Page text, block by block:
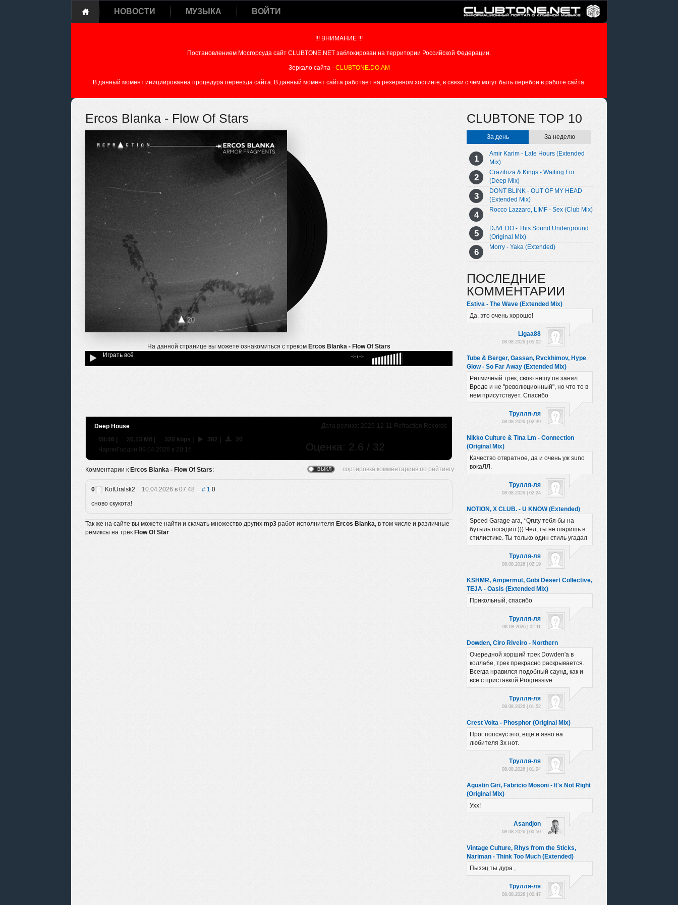
НОВОСТИ МУЗЫКА ВОЙТИ
!!! ВНИМАНИЕ !!!
Постановлением Мосгорсуда сайт CLUBTONE.NET заблокирован на территории Российской Федерации.
Зеркало сайта - CLUBTONE.DO.AM
В данный момент инициированна процедура переезда сайта. В данный момент сайта работает на резервном хостинге, в связи с чем могут быть перебои в работе сайта.
Ercos Blanka - Flow Of Stars
На данной странице вы можете ознакомиться с треком Ercos Blanka - Flow Of Stars
Играть всё
--:-- / --:--
Дата релиза: 2025-12-11 Refraction Records
Deep House
Оценка: 2.6 / 32
08:46 | 20.13 Мб | 320 kbps | 362 |
20
ЧарлиГордон 09.04.2026 в 20:15
Комментарии к Ercos Blanka - Flow Of Stars:
0 KotUralsk2 10.04.2026 в 07:48 10
сново скукота!
Так же на сайте вы можете найти и скачать множество других mp3 работ исполнителя Ercos Blanka, в том числе и различные
ремиксы на трек Flow Of Star
CLUBTONE TOP 10
За день За неделю
Amir Karim - Late Hours (Extended
Mix)
Crazibiza & Kings - Waiting For
(Deep Mix)
DONT BLINK - OUT OF MY HEAD
(Extended Mix)
Rocco Lazzaro, L!MF - Sex (Club Mix)
DJVEDO - This Sound Underground
(Original Mix)
Morry - Yaka (Extended)
ПОСЛЕДНИЕ
КОММЕНТАРИИ
Estiva - The Wave (Extended Mix)
Да, это очень хорошо!
Ligaa88
08.08.2026 | 05:02
Tube & Berger, Gassan, Rvckhimov, Hype
Glow - So Far Away (Extended Mix)
Ритмичный трек, свою нишу он занял.
Вроде и не "революционный", но что то в
нем присутствует. Спасибо
Трулля-ля
08.08.2026 | 02:39
Nikko Culture & Tina Lm - Connection
(Original Mix)
Качество отвратное, да и очень уж suno
вокаЛЛ.
Трулля-ля
08.08.2026 | 02:24
NOTION, X CLUB. - U KNOW (Extended)
Speed Garage ага, *Qruty тебя бы на
бутыль посадил ))) Чел, ты не шаришь в
стилистике. Ты только один стиль угадал
Трулля-ля
08.08.2026 | 02:19
KSHMR, Ampermut, Gobi Desert Collective,
TEJA - Oasis (Extended Mix)
Прикольный, спасибо
Трулля-ля
08.08.2026 | 02:11
Dowden, Ciro Riveiro - Northern
Очередной хорший трек Dowden'а в
коллабе, трек прекрасно раскрывается.
Всегда нравился подобный саунд, как и
все с приставкой Progressive.
Трулля-ля
08.08.2026 | 01:52
Crest Volta - Phosphor (Original Mix)
Прог попсяус это, ещё и явно на
любителя 3х нот.
Трулля-ля
08.08.2026 | 01:04
Agustin Giri, Fabricio Mosoni - It's Not Right
(Original Mix)
Ухх!
Asandjon
08.08.2026 | 00:50
Vintage Culture, Rhys from the Sticks,
Nariman - Think Too Much (Extended)
Пызэц ты дура ,
Трулля-ля
08.08.2026 | 00:47